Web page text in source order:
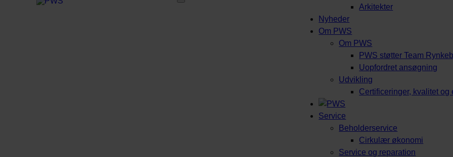
Arkitekter
Nyheder
Om PWS
Om PWS
PWS støtter Team
Uopfordret ansøgning
Udvikling
Certificeringer, kvalitet og
Service
Beholderservice
Cirkulær økonomi
Service og reparation